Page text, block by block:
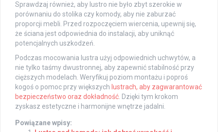
Sprawdzaj również, aby lustro nie było zbyt szerokie w
porównaniu do stolika czy komody, aby nie zaburzać
proporcji mebli. Przed rozpoczęciem wiercenia, upewnij się,
że ściana jest odpowiednia do instalacji, aby uniknąć
potencjalnych uszkodzeń.
Podczas mocowania lustra użyj odpowiednich uchwytów, a
nie tylko taśmy dwustronnej, aby zapewnić stabilność przy
cięższych modelach. Weryfikuj poziom montażu i poproś
kogoś o pomoc przy większych lustrach, aby zagwarantować
bezpieczeństwo oraz dokładność . Dzięki tym krokom
zyskasz estetyczne i harmonijne wnętrze jadalni.
Powiązane wpisy: